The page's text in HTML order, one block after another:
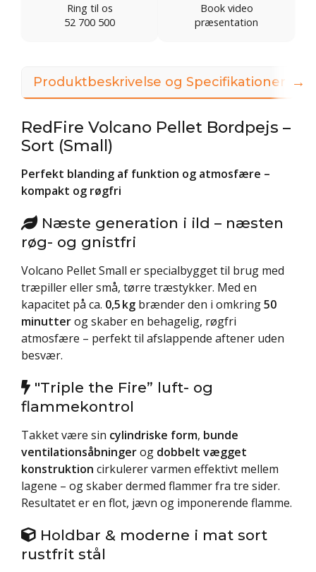
Ring til os
52 700 500
Book video
præsentation
Produktbeskrivelse og Specifikationer
RedFire Volcano Pellet Bordpejs –
Sort (Small)
Perfekt blanding af funktion og atmosfære –
kompakt og røgfri
Næste generation i ild – næsten
røg- og gnistfri
Volcano Pellet Small er specialbygget til brug med
træpiller eller små, tørre træstykker. Med en
kapacitet på ca. 0,5 kg brænder den i omkring50
minutterog skaber en behagelig, røgfri
atmosfære – perfekt til afslappende aftener uden
besvær.
"Triple the Fire” luft- og
flammekontrol
Takket være sin cylindriske form, bunde
ventilationsåbningerog dobbelt vægget
konstruktion cirkulerer varmen effektivt mellem
lagene – og skaber dermed flammer fra tre sider.
Resultatet er en flot, jævn og imponerende flamme.
Holdbar & moderne i mat sort
rustfrit stål
→